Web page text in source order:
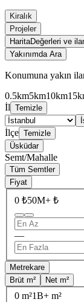
Kiralık
Projeler
HaritaDeğerleri ve
Yakınımda Ara
Konumuna yakın
0.5km5km10km
İl Temizle
İlçe Temizle
Üsküdar
Semt/Mahalle
Tüm Semtler
Fiyat
0 ₺50M+ ₺
—
Metrekare
Brüt m²
Net m²
0 m²1B+ m²